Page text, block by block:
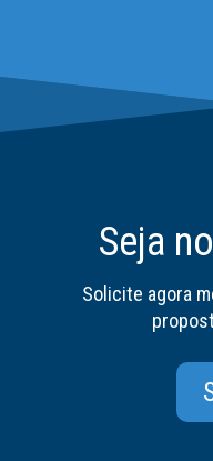
Seja
Solicite agora